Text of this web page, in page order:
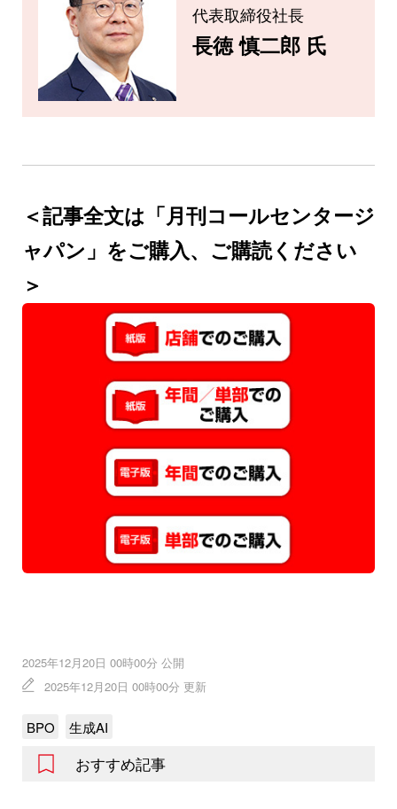
代表取締役社長
長徳 慎二郎 氏
＜記事全文は「月刊コールセンタージ
ャパン」をご購入、ご購読ください
＞
2025年12月20日 00時00分 公開
2025年12月20日 00時00分 更新
BPO 生成AI
おすすめ記事